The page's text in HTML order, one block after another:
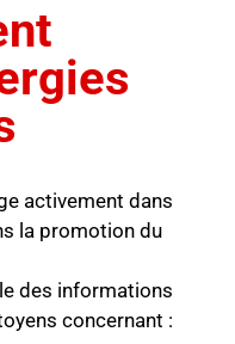
activement dans
la promotion du
des informations
concernant :